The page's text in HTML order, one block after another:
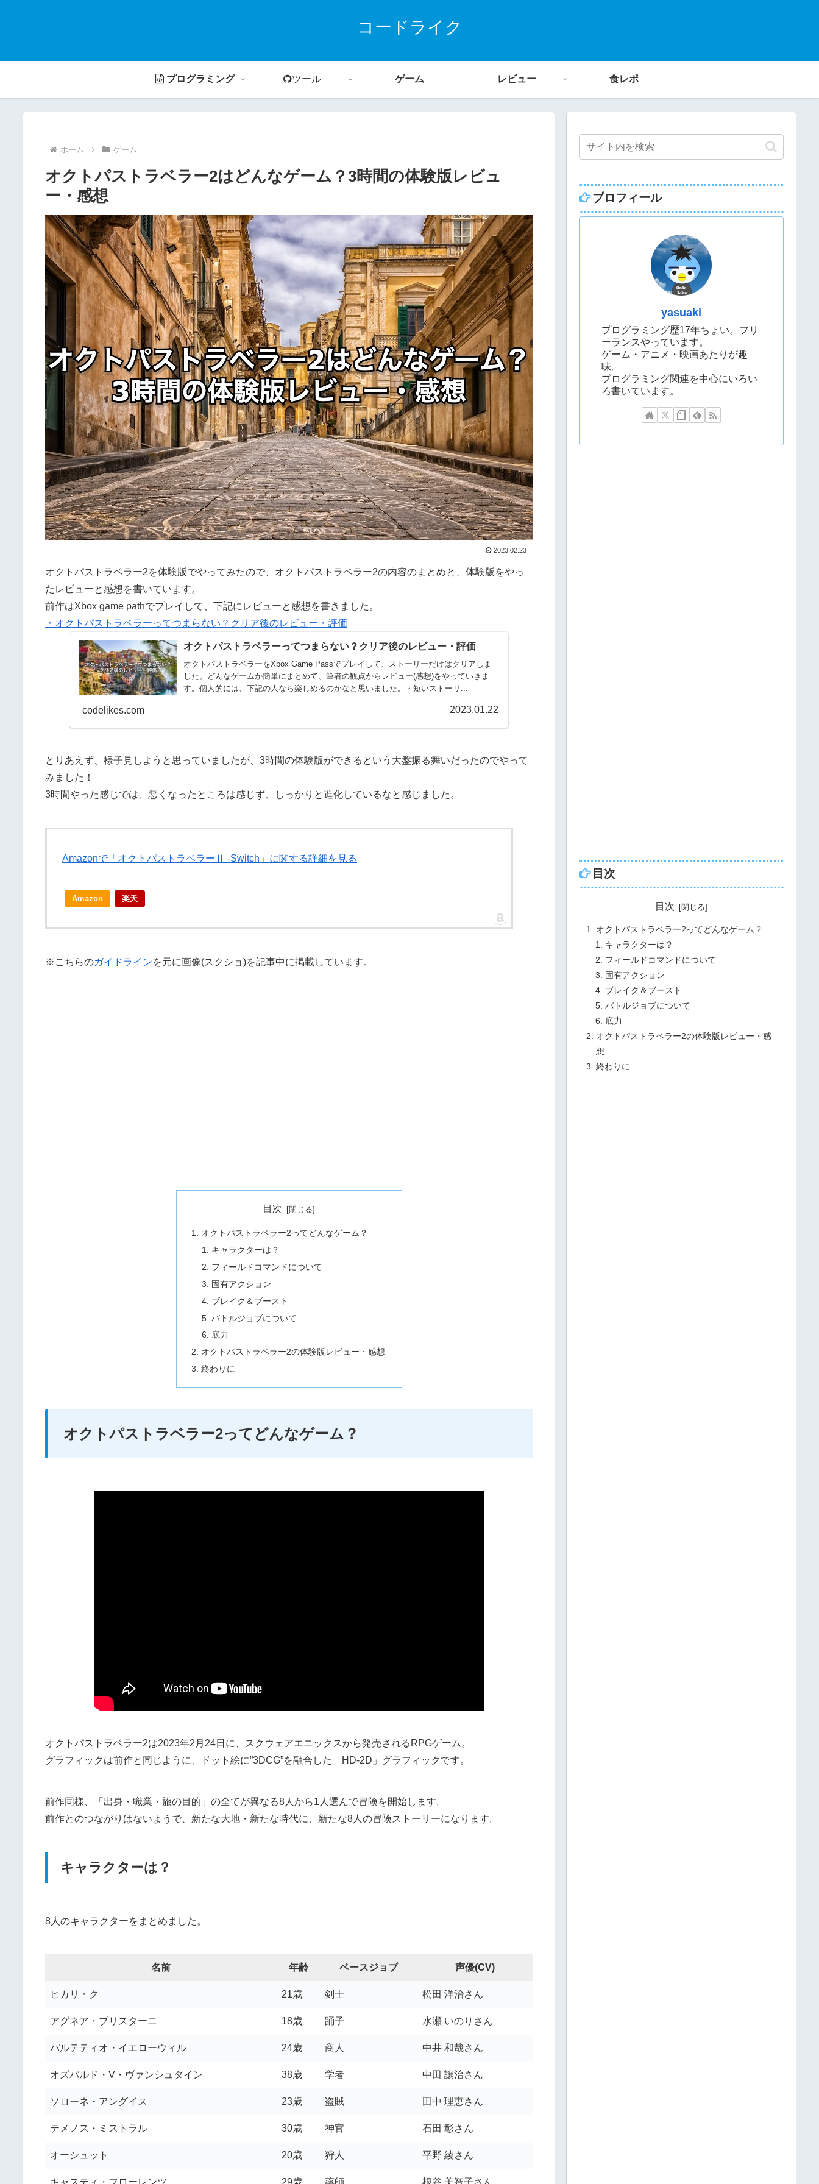
コードライク
プログラミング ツール ゲーム レビュー 食レポ
ホーム ゲーム
オクトパストラベラー2はどんなゲーム？3時間の体験版レビュ
ー・感想
2023.02.23
オクトパストラベラー2を体験版でやってみたので、オクトパストラベラー2の内容のまとめと、体験版をやっ
たレビューと感想を書いています。
前作はXbox game pathでプレイして、下記にレビューと感想を書きました。
・オクトパストラベラーってつまらない？クリア後のレビュー・評価
オクトパストラベラーってつまらない？クリア後のレビュー・評価
オクトパストラベラーをXbox Game Passでプレイして、ストーリーだけはクリアしま
した。どんなゲームか簡単にまとめて、筆者の観点からレビュー(感想)をやっていきま
す。個人的には、下記の人なら楽しめるのかなと思いました。・短いストーリ...
codelikes.com 2023.01.22
とりあえず、様子見しようと思っていましたが、3時間の体験版ができるという大盤振る舞いだったのでやって
みました！
3時間やった感じでは、悪くなったところは感じず、しっかりと進化しているなと感じました。
Amazonで「オクトパストラベラーⅡ -Switch」に関する詳細を見る
Amazon 楽天
※こちらのガイドラインを元に画像(スクショ)を記事中に掲載しています。
目次
オクトパストラベラー2ってどんなゲーム？
キャラクターは？
フィールドコマンドについて
固有アクション
ブレイク＆ブースト
バトルジョブについて
底力
オクトパストラベラー2の体験版レビュー・感想
終わりに
オクトパストラベラー2ってどんなゲーム？
オクトパストラベラー2は2023年2月24日に、スクウェアエニックスから発売されるRPGゲーム。
グラフィックは前作と同じように、ドット絵に”3DCG”を融合した「HD-2D」グラフィックです。
前作同様、「出身・職業・旅の目的」の全てが異なる8人から1人選んで冒険を開始します。
前作とのつながりはないようで、新たな大地・新たな時代に、新たな8人の冒険ストーリーになります。
キャラクターは？
8人のキャラクターをまとめました。
名前 年齢 ベースジョブ 声優(CV)
ヒカリ・ク 21歳 剣士 松田 洋治さん
アグネア・ブリスターニ 18歳 踊子 水瀬 いのりさん
パルテティオ・イエローウィル 24歳 商人 中井 和哉さん
オズバルド・V・ヴァンシュタイン 38歳 学者 中田 譲治さん
ソローネ・アングイス 23歳 盗賊 田中 理恵さん
テメノス・ミストラル 30歳 神官 石田 彰さん
オーシュット 20歳 狩人 平野 綾さん
プロフィール
yasuaki
プログラミング歴17年ちょい。フリ
ーランスやっています。
ゲーム・アニメ・映画あたりが趣
味。
プログラミング関連を中心にいろい
ろ書いています。
目次
目次
オクトパストラベラー2ってどんなゲーム？
キャラクターは？
フィールドコマンドについて
固有アクション
ブレイク＆ブースト
バトルジョブについて
底力
オクトパストラベラー2の体験版レビュー・感
想
終わりに